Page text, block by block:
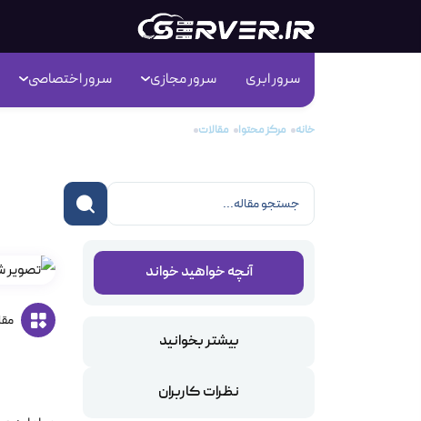
سرور ابری سرور مجازی سرور اختصاصی
خانه مرکز محتوا مقالات
آنچه خواهید خواند
بیشتر بخوانید
نظرات کاربران